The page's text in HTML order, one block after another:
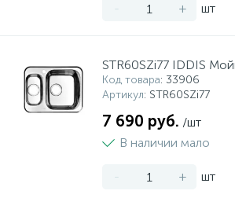
- + шт
STR60SZi77 IDDIS
Код товара: 33906
Артикул: STR60SZi77
7 690 руб. /шт
В наличии мало
- + шт